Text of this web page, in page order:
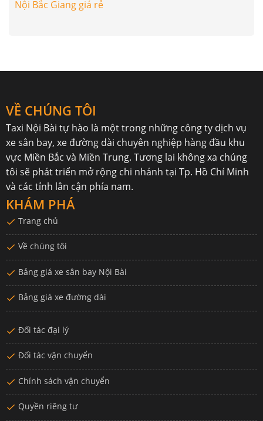
Nội Bắc Giang giá rẻ
VỀ CHÚNG TÔI
Taxi Nội Bài tự hào là một trong những công ty dịch vụ
xe sân bay, xe đường dài chuyên nghiệp hàng đầu khu
vực Miền Bắc và Miền Trung. Tương lai không xa chúng
tôi sẽ phát triển mở rộng chi nhánh tại Tp. Hồ Chí Minh
và các tỉnh lân cận phía nam.
KHÁM PHÁ
Trang chủ
Về chúng tôi
Bảng giá xe sân bay Nội Bài
Bảng giá xe đường dài
Đối tác đại lý
Đối tác vận chuyển
Chính sách vận chuyển
Quyền riêng tư